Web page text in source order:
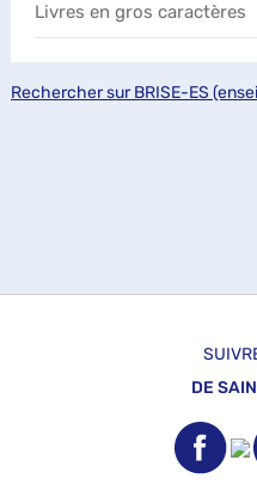
Livres en gros caractères
Rechercher sur BRISE-ES
DE